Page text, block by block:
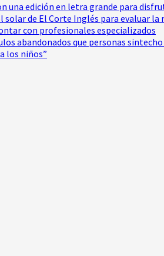
una edición en letra grande para
de El Corte Inglés para evaluar la
con profesionales especializados
abandonados que personas
los niños”